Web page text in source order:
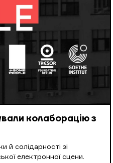
колаборацію з
й солідарності зі
електронної сцени.